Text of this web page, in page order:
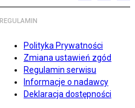
REGULAMIN
Polityka Prywatności
Zmiana ustawień zgód
Regulamin serwisu
Informacje o nadawcy
Deklaracja dostępności